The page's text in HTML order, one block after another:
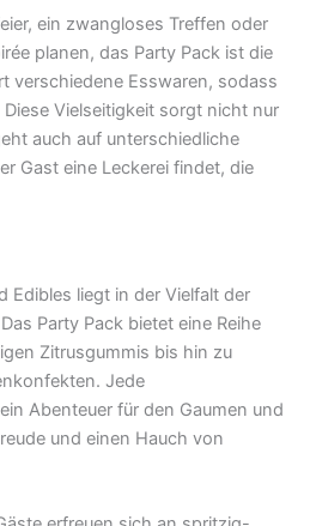
ein zwangloses Treffen oder
planen, das Party Pack ist die
verschiedene Esswaren, sodass
Vielseitigkeit sorgt nicht nur
auch auf unterschiedliche
Gast eine Leckerei findet, die
Edibles liegt in der Vielfalt der
Party Pack bietet eine Reihe
Zitrusgummis bis hin zu
Jede
Abenteuer für den Gaumen und
und einen Hauch von